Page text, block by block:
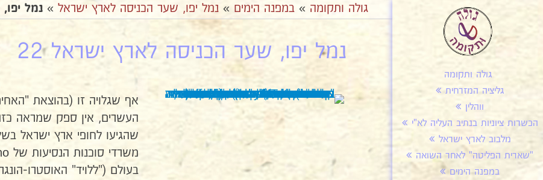
גולה ותקומה
גליציה המזרחית
ווהלין
הכשרות ציוניות בנתיב העליה לא"י
מלבוב לארץ ישראל
"שארית הפליטה" לאחר השואה
במפנה הימים
גולה ותקומה » במפנה הימים » נמל יפו, שער הכניסה לארץ ישראל » נמל יפו,
נמל יפו, שער הכניסה לארץ ישראל 22
אף שגלויה זו (בהוצאת
העשרים, אין ספק שמראה
שהגיעו לחופי ארץ ישראל
בעולם ("ללויד" האוסטרו-